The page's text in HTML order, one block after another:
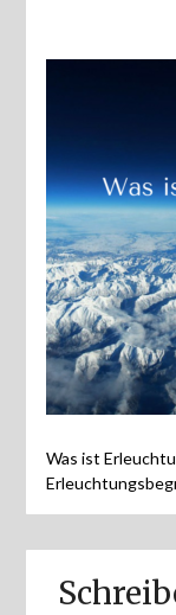
Was ist